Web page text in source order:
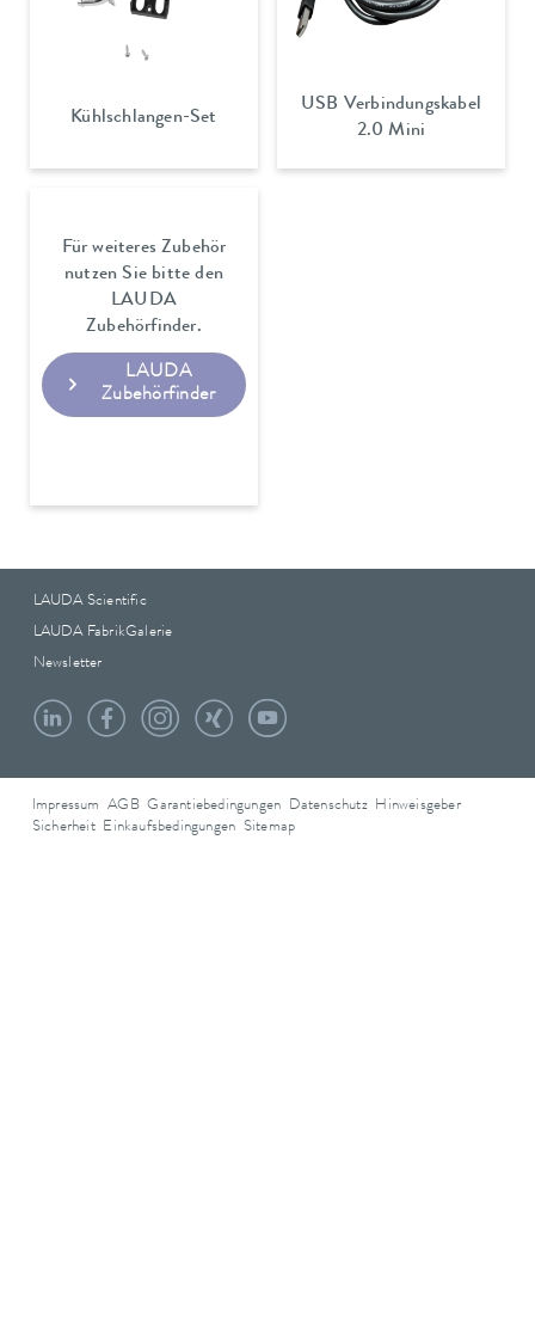
Kühlschlangen-Set
USB Verbindungskabel
2.0 Mini
Für weiteres Zubehör
nutzen Sie bitte den
LAUDA
Zubehörfinder.
LAUDA
Zubehörfinder
LAUDA Scientific
LAUDA FabrikGalerie
Newsletter
Impressum AGB Garantiebedingungen Datenschutz Hinweisgeber
Sicherheit Einkaufsbedingungen Sitemap